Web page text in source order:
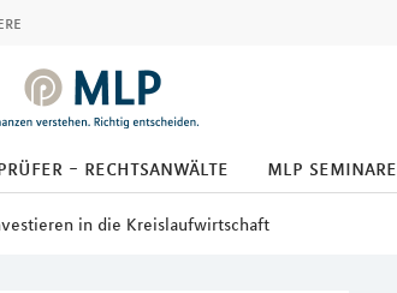
- rechtsanwälte mlp seminare
in die Kreislaufwirtschaft